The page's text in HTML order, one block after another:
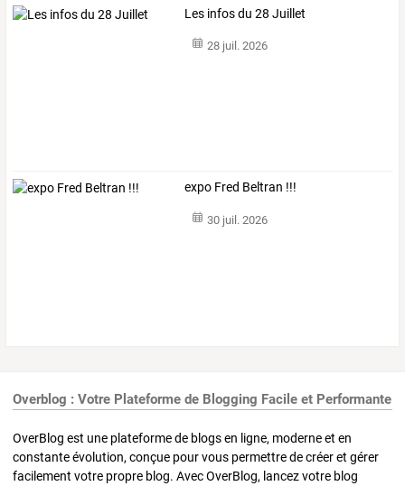
Les infos du 28 Juillet
28 juil. 2026
expo Fred Beltran !!!
30 juil. 2026
Overblog : Votre Plateforme de Blogging Facile et Performante
OverBlog est une plateforme de blogs en ligne, moderne et en
constante évolution, conçue pour vous permettre de créer et gérer
facilement votre propre blog. Avec OverBlog, lancez votre blog